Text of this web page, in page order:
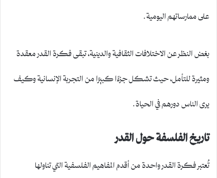
على ممارساتهم اليومية.
بغض النظر عن الاختلافات الثقافية والدينية، تبقى فكرة القدر معقدة
ومثيرة للتأمل، حيث تشكل جزءًا كبيرًا من التجربة الإنسانية وكيف
يرى الناس دورهم في الحياة.
تاريخ الفلسفة حول القدر
تُعتبر فكرة القدر واحدة من أقدم المفاهيم الفلسفية التي تناولها